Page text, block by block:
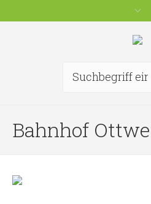
Bahnhof